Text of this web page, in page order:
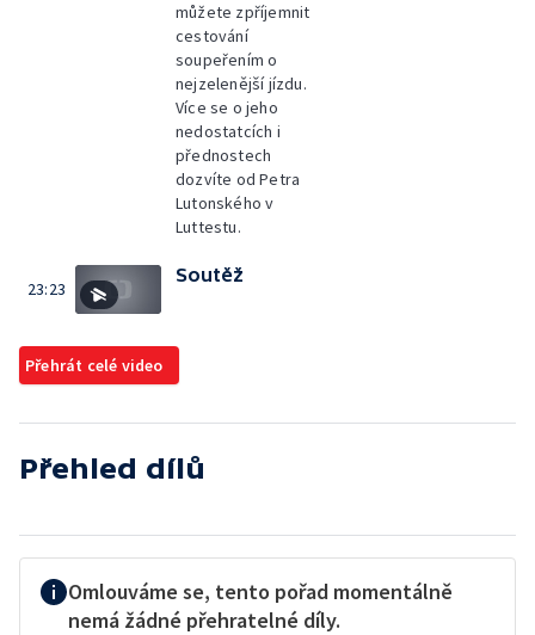
můžete zpříjemnit
cestování
soupeřením o
nejzelenější jízdu.
Více se o jeho
nedostatcích i
přednostech
dozvíte od Petra
Lutonského v
Luttestu.
23:23
Soutěž
Přehrát celé video
Přehled dílů
Omlouváme se, tento pořad momentálně
nemá žádné přehratelné díly.